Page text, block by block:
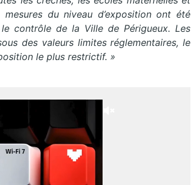
du niveau d’exposition ont été
contrôle de la Ville de Périgueux. Les
des valeurs limites réglementaires, le
le plus restrictif. »